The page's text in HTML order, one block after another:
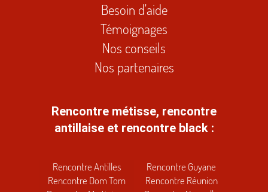
Besoin d'aide
Témoignages
Nos conseils
Nos partenaires
Rencontre métisse, rencontre
antillaise et rencontre black :
Rencontre Antilles
Rencontre Dom Tom
Rencontre Guyane
Rencontre Réunion